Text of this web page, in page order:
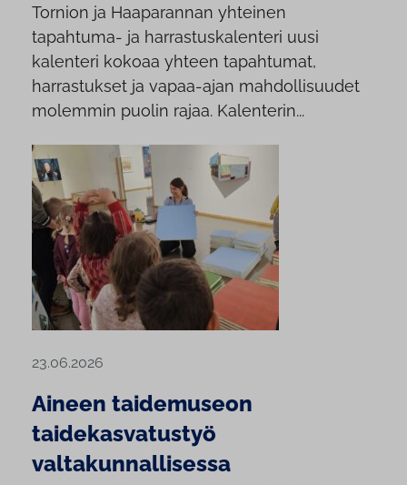
Tornion ja Haaparannan yhteinen
tapahtuma- ja harrastuskalenteri uusi
kalenteri kokoaa yhteen tapahtumat,
harrastukset ja vapaa-ajan mahdollisuudet
molemmin puolin rajaa. Kalenterin...
23.06.2026
Aineen taidemuseon
taidekasvatustyö
valtakunnallisessa